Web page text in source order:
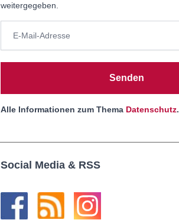
weitergegeben.
Senden
Alle Informationen zum Thema Datenschutz.
Social Media & RSS